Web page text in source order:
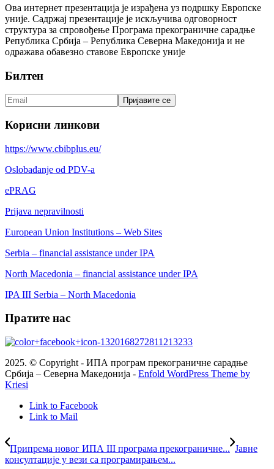
Ова интернет презентација је израђена уз подршку Европске
уније. Садржај презентације је искључива одговорност
структура за спровођење Програма прекограничне сарадње
Република Србијa – Република Северна Македонија и не
одражава обавезно ставове Европске уније
Билтен
Корисни линкови
https://www.cbibplus.eu/
Oslobađanje od PDV-a
ePRAG
Prijava nepravilnosti
European Union Institutions – Web Sites
Serbia – financial assistance under IPA
North Macedonia – financial assistance under IPA
IPA III Serbia – North Macedonia
Пратите нас
2025. © Copyright - ИПА програм прекограничне сарадње
Србија – Северна Македонија - Enfold WordPress Theme by
Kriesi
Link to Facebook
Link to Mail
Припрема новог ИПА III програма прекограничне... Јавне
консултације у вези са програмирањем...